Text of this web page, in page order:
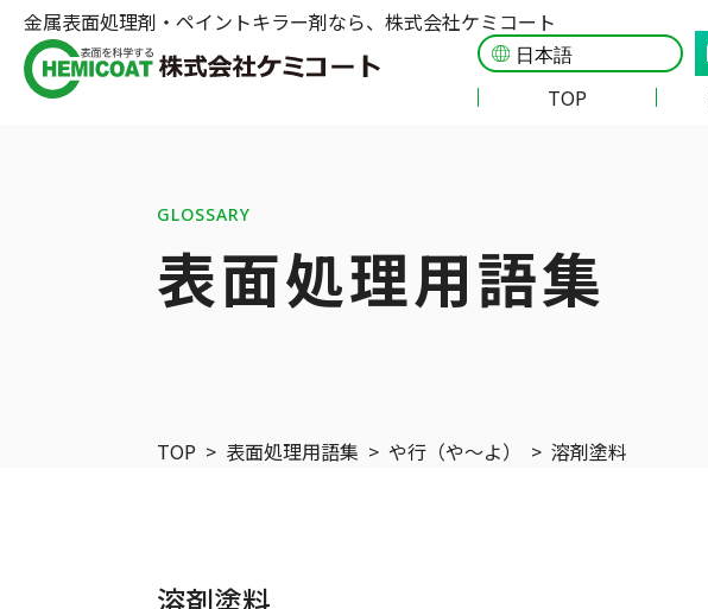
金属表面処理剤・ペイントキラー剤なら、株式会社ケミコート
TOP
GLOSSARY
表面処理用語集
TOP > 表面処理用語集 > や行（や〜よ） > 溶剤塗料
溶剤塗料